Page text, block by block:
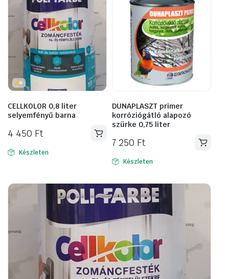
CELLKOLOR 0,8 liter
selyemfényű barna
4 450 Ft
Készleten
DUNAPLASZT primer
korróziógátló alapozó
szürke 0,75 liter
7 250 Ft
Készleten